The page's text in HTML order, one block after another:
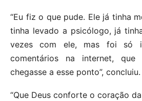
“Eu fiz o que pude. Ele já tinha
tinha levado a psicólogo, já
vezes com ele, mas foi só
comentários na internet,
chegasse a esse ponto”, concluiu.
“Que Deus conforte o coração